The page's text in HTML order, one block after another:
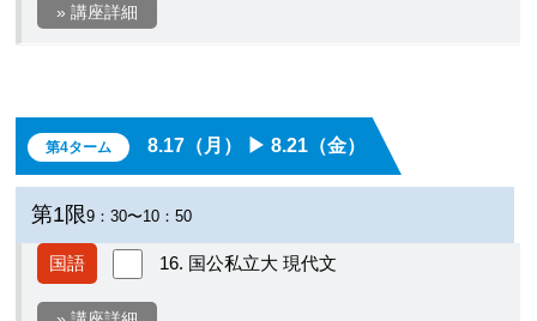
» 講座詳細
第4ターム 8.17（月） ▶︎ 8.21（金）
第1限9：30〜10：50
国語 16. 国公私立大 現代文